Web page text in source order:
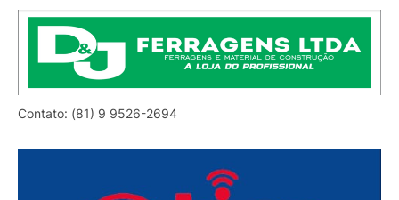
Contato: (81) 9 9526-2694